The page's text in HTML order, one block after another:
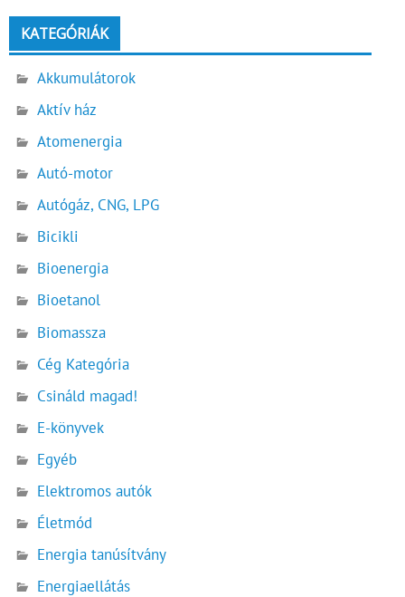
KATEGÓRIÁK
Akkumulátorok
Aktív ház
Atomenergia
Autó-motor
Autógáz, CNG, LPG
Bicikli
Bioenergia
Bioetanol
Biomassza
Cég Kategória
Csináld magad!
E-könyvek
Egyéb
Elektromos autók
Életmód
Energia tanúsítvány
Energiaellátás